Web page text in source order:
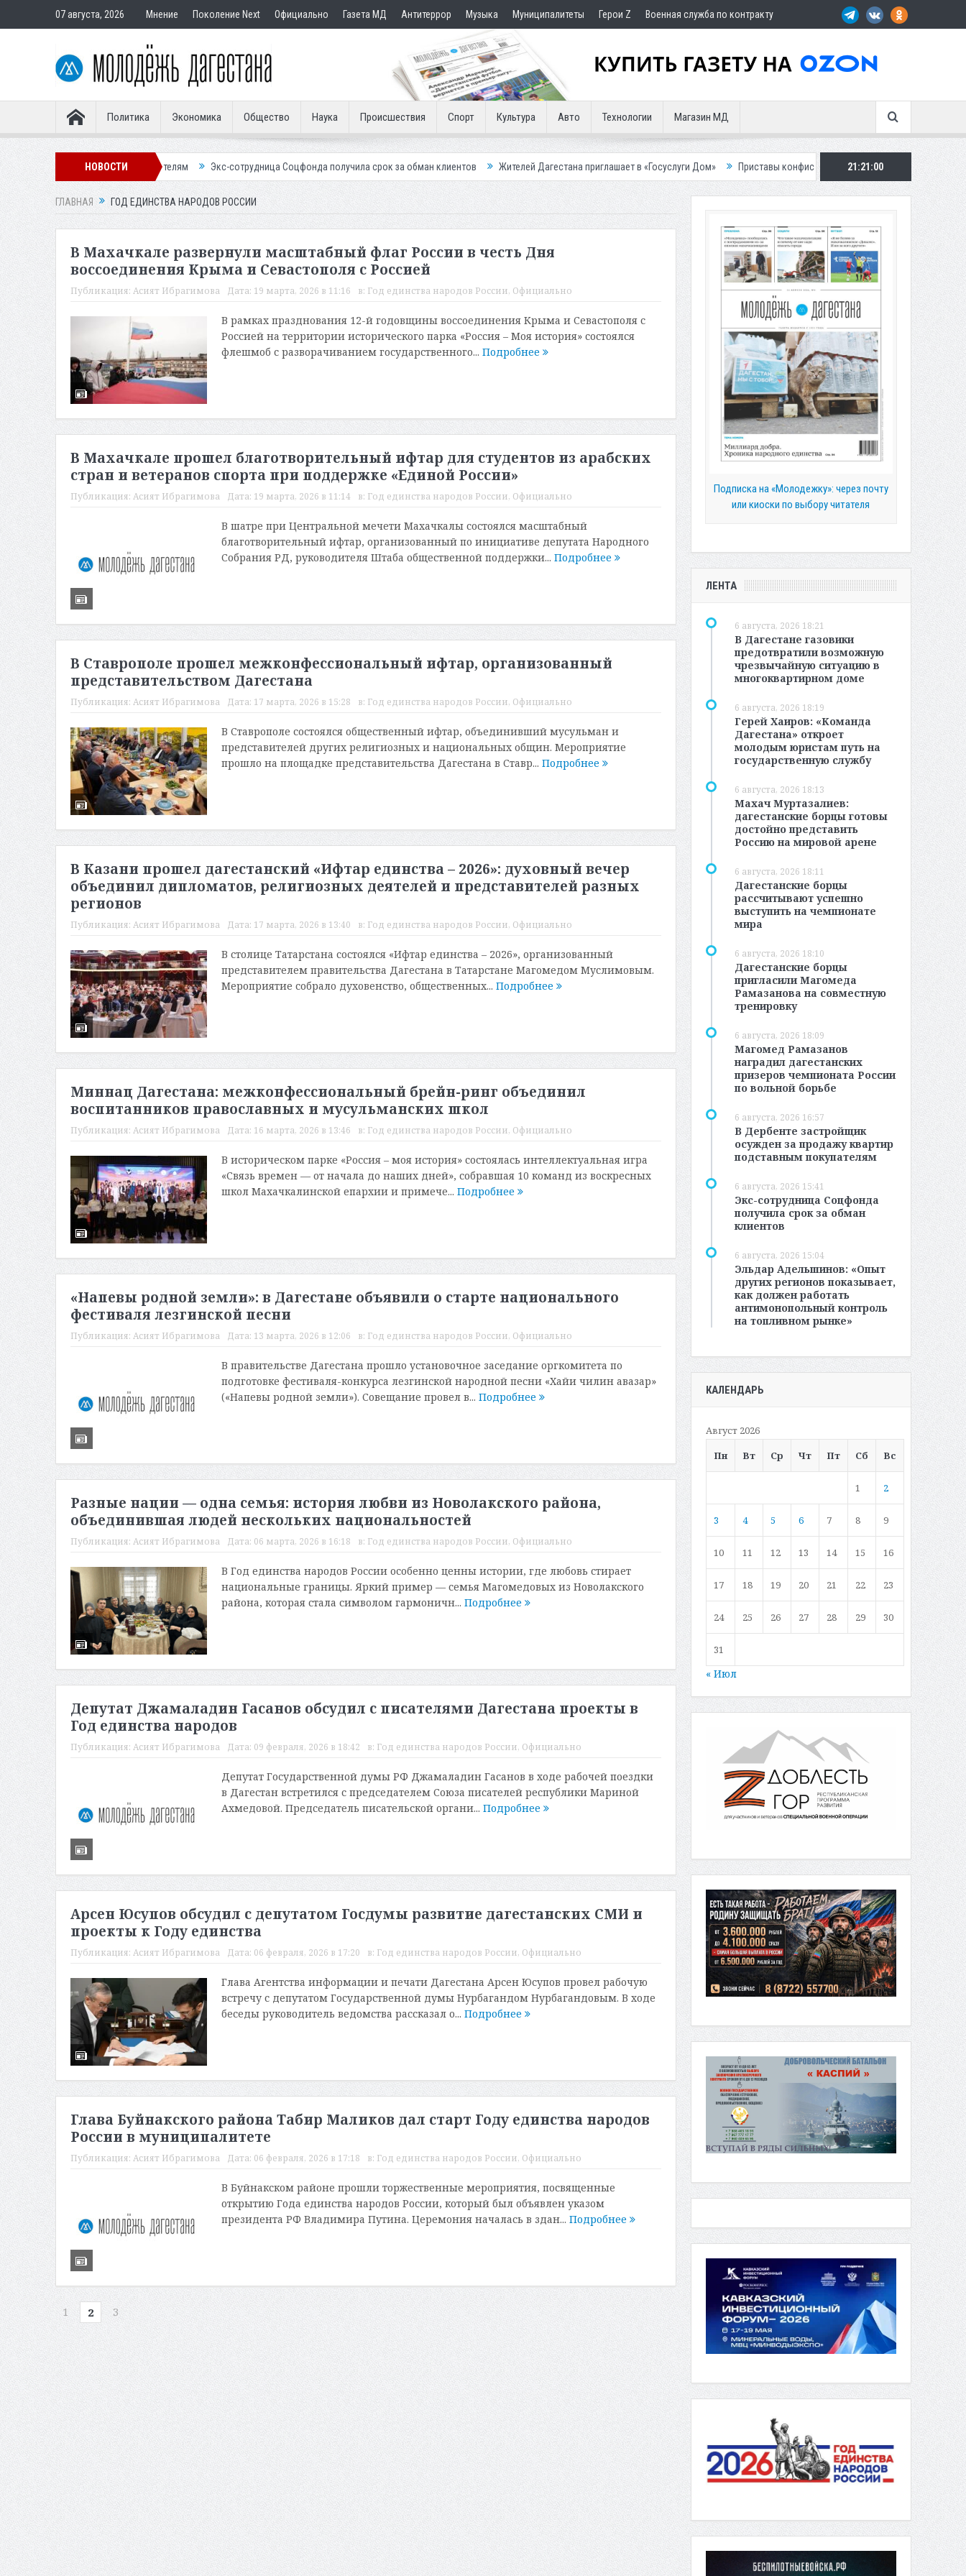
07 августа, 2026 Мнение Поколение Next Официально Газета МД Антитеррор Музыка Муниципалитеты Герои Z Военная служба по контракту
Политика Экономика Общество Наука Происшествия Спорт Культура Авто Технологии Магазин МД
НОВОСТИ
подставным покупателям Экс-сотрудница Соцфонда получила срок за обман клиентов Жителей Дагестана приглашает в «Госуслуги Дом» Приставы конфисковали двух бурых медведей у жителя Дагестана
21:21:01
ГЛАВНАЯ ГОД ЕДИНСТВА НАРОДОВ РОССИИ
В Махачкале развернули масштабный флаг России в честь Дня
воссоединения Крыма и Севастополя с Россией
Публикация: Асият Ибрагимова Дата: 19 марта, 2026 в 11:16 в: Год единства народов России, Официально
В рамках празднования 12-й годовщины воссоединения Крыма и Севастополя с
Россией на территории исторического парка «Россия – Моя история» состоялся
флешмоб с разворачиванием государственного... Подробнее
В Махачкале прошел благотворительный ифтар для студентов из арабских
стран и ветеранов спорта при поддержке «Единой России»
Публикация: Асият Ибрагимова Дата: 19 марта, 2026 в 11:14 в: Год единства народов России, Официально
В шатре при Центральной мечети Махачкалы состоялся масштабный
благотворительный ифтар, организованный по инициативе депутата Народного
Собрания РД, руководителя Штаба общественной поддержки... Подробнее
В Ставрополе прошел межконфессиональный ифтар, организованный
представительством Дагестана
Публикация: Асият Ибрагимова Дата: 17 марта, 2026 в 15:28 в: Год единства народов России, Официально
В Ставрополе состоялся общественный ифтар, объединивший мусульман и
представителей других религиозных и национальных общин. Мероприятие
прошло на площадке представительства Дагестана в Ставр... Подробнее
В Казани прошел дагестанский «Ифтар единства – 2026»: духовный вечер
объединил дипломатов, религиозных деятелей и представителей разных
регионов
Публикация: Асият Ибрагимова Дата: 17 марта, 2026 в 13:40 в: Год единства народов России, Официально
В столице Татарстана состоялся «Ифтар единства – 2026», организованный
представителем правительства Дагестана в Татарстане Магомедом Муслимовым.
Мероприятие собрало духовенство, общественных... Подробнее
Миннац Дагестана: межконфессиональный брейн-ринг объединил
воспитанников православных и мусульманских школ
Публикация: Асият Ибрагимова Дата: 16 марта, 2026 в 13:46 в: Год единства народов России, Официально
В историческом парке «Россия – моя история» состоялась интеллектуальная игра
«Связь времен — от начала до наших дней», собравшая 10 команд из воскресных
школ Махачкалинской епархии и примече... Подробнее
«Напевы родной земли»: в Дагестане объявили о старте национального
фестиваля лезгинской песни
Публикация: Асият Ибрагимова Дата: 13 марта, 2026 в 12:06 в: Год единства народов России, Официально
В правительстве Дагестана прошло установочное заседание оргкомитета по
подготовке фестиваля-конкурса лезгинской народной песни «Хайи чилин авазар»
(«Напевы родной земли»). Совещание провел в... Подробнее
Разные нации — одна семья: история любви из Новолакского района,
объединившая людей нескольких национальностей
Публикация: Асият Ибрагимова Дата: 06 марта, 2026 в 16:18 в: Год единства народов России, Официально
В Год единства народов России особенно ценны истории, где любовь стирает
национальные границы. Яркий пример — семья Магомедовых из Новолакского
района, которая стала символом гармоничн... Подробнее
Депутат Джамаладин Гасанов обсудил с писателями Дагестана проекты в
Год единства народов
Публикация: Асият Ибрагимова Дата: 09 февраля, 2026 в 18:42 в: Год единства народов России, Официально
Депутат Государственной думы РФ Джамаладин Гасанов в ходе рабочей поездки
в Дагестан встретился с председателем Союза писателей республики Мариной
Ахмедовой. Председатель писательской органи... Подробнее
Арсен Юсупов обсудил с депутатом Госдумы развитие дагестанских СМИ и
проекты к Году единства
Публикация: Асият Ибрагимова Дата: 06 февраля, 2026 в 17:20 в: Год единства народов России, Официально
Глава Агентства информации и печати Дагестана Арсен Юсупов провел рабочую
встречу с депутатом Государственной думы Нурбагандом Нурбагандовым. В ходе
беседы руководитель ведомства рассказал о... Подробнее
Глава Буйнакского района Табир Маликов дал старт Году единства народов
России в муниципалитете
Публикация: Асият Ибрагимова Дата: 06 февраля, 2026 в 17:18 в: Год единства народов России, Официально
В Буйнакском районе прошли торжественные мероприятия, посвященные
открытию Года единства народов России, который был объявлен указом
президента РФ Владимира Путина. Церемония началась в здан... Подробнее
1 2 3
Подписка на «Молодежку»: через почту
или киоски по выбору читателя
ЛЕНТА
6 августа, 2026 18:21
В Дагестане газовики
предотвратили возможную
чрезвычайную ситуацию в
многоквартирном доме
6 августа, 2026 18:19
Герей Хаиров: «Команда
Дагестана» откроет
молодым юристам путь на
государственную службу
6 августа, 2026 18:13
Махач Муртазалиев:
дагестанские борцы готовы
достойно представить
Россию на мировой арене
6 августа, 2026 18:11
Дагестанские борцы
рассчитывают успешно
выступить на чемпионате
мира
6 августа, 2026 18:10
Дагестанские борцы
пригласили Магомеда
Рамазанова на совместную
тренировку
6 августа, 2026 18:09
Магомед Рамазанов
наградил дагестанских
призеров чемпионата России
по вольной борьбе
6 августа, 2026 16:57
В Дербенте застройщик
осужден за продажу квартир
подставным покупателям
6 августа, 2026 15:41
Экс-сотрудница Соцфонда
получила срок за обман
клиентов
6 августа, 2026 15:04
Эльдар Адельшинов: «Опыт
других регионов показывает,
как должен работать
антимонопольный контроль
на топливном рынке»
КАЛЕНДАРЬ
Август 2026
Пн
Вт Ср Чт Пт Сб Вс
1 2
3 4 5 6 7 8 9
10 11 12 13 14 15 16
17 18 19 20 21 22 23
24 25 26 27 28 29 30
31
« Июл